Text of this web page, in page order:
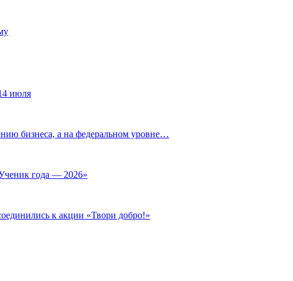
июля
бизнеса, а на федеральном уровне…
года — 2026»
к акции «Твори добро!»